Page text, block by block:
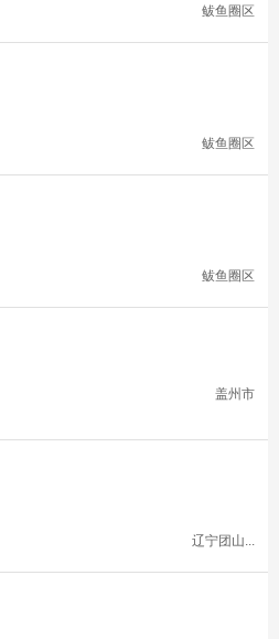
鲅鱼圈区
鲅鱼圈区
鲅鱼圈区
盖州市
辽宁团山...